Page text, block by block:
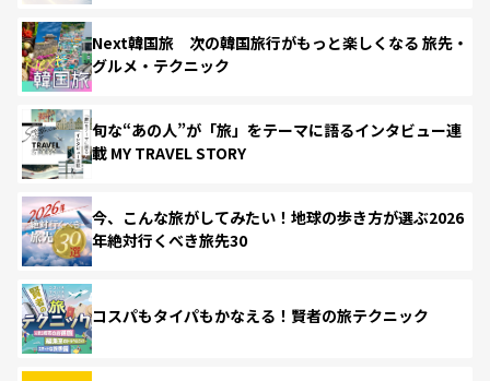
Next韓国旅 次の韓国旅行がもっと楽しくなる 旅先・
グルメ・テクニック
旬な“あの人”が「旅」をテーマに語るインタビュー連
載 MY TRAVEL STORY
今、こんな旅がしてみたい！地球の歩き方が選ぶ2026
年絶対行くべき旅先30
コスパもタイパもかなえる！賢者の旅テクニック